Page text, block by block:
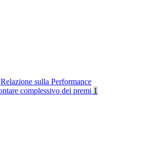
Relazione sulla Performance
complessivo dei premi 1